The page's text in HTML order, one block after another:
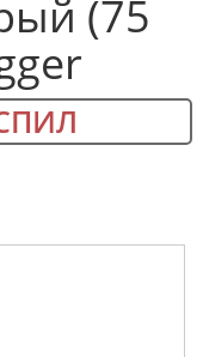
(75